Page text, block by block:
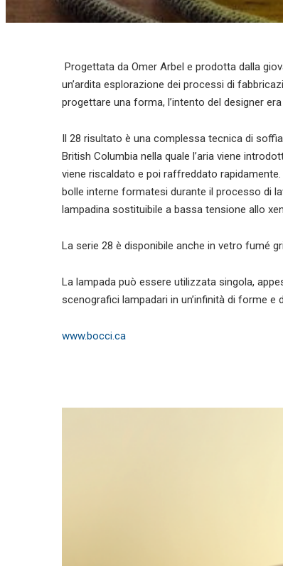
Progettata da Omer Arbel e prodotta dalla
un’ardita esplorazione dei processi di
progettare una forma, l’intento del designer
Il 28 risultato è una complessa tecnica di
British Columbia nella quale l’aria viene
viene riscaldato e poi raffreddato
bolle interne formatesi durante il processo di
lampadina sostituibile a bassa tensione allo
La serie 28 è disponibile anche in vetro fumé
La lampada può essere utilizzata singola,
scenografici lampadari in un’infinità di forme e
www.bocci.ca